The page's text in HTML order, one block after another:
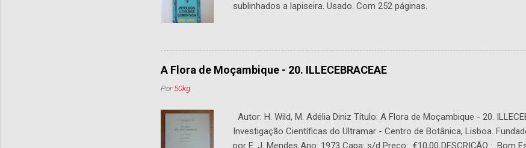
sublinhados a lapiseira. Usado. Com 252 páginas.
A Flora de Moçambique - 20. ILLECEBRACEAE
Por50kg
Autor: H. Wild, M. Adélia Diniz Título: A Flora de Moçambique - 20.
Investigação Científicas do Ultramar - Centro de Botânica, Lisboa.
por E. J. Mendes Ano: 1973 Capa: s/d Preço: €10,00 DESCRIÇÃO : Bom